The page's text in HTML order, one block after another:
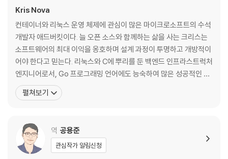
소프트웨어로서 인프라스트럭처
멱등성
실패 처리
정리
[4장] 인프라스트럭처 애플리케이션 설계
부트스트랩 문제
조정자 패턴
규칙 1: 모든 입출력에 대해 데이터 구조체를 사용한다
규칙 2: 데이터 구조체가 불변임을 보장한다
Kris Nova
컨테이너와 리눅스 운영 체제에 관심이 많은 마이크로소프트의 수석
개발자 애드버킷이다. 늘 오픈 소스와 함께하는 삶을 사는 크리스는
소프트웨어의 최대 이익을 옹호하며 설계 과정이 투명하고 개방적이
어야 한다고 믿는다. 리눅스와 C에 뿌리를 둔 백엔드 인프라스트럭처
엔지니어로서, Go 프로그래밍 언어에도 능숙하여 많은 성공적인 도
구를 Go 언어로 만들었다. 또한, 쿠버네티스의 메인테이너(maintai
ner)이자 성공적인 쿠버네티스 인프라스트럭처 관리 도구인 쿠비콘
그룹(SIG, Special Interest Group)
펼쳐보기
역 공용준
관심작가 알림신청